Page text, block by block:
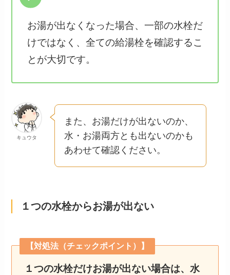
お湯が出なくなった場合、一部の水栓だ
けではなく、全ての給湯栓を確認するこ
とが大切です。
キュウタ
また、お湯だけが出ないのか、
水・お湯両方とも出ないのかも
あわせて確認ください。
１つの水栓からお湯が出ない
【対処法（チェックポイント）】
１つの水栓だけお湯が出ない場合は、水